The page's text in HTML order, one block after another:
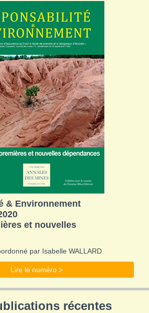
& Environnement
et nouvelles
par Isabelle WALLARD
Lire le numéro >
récentes